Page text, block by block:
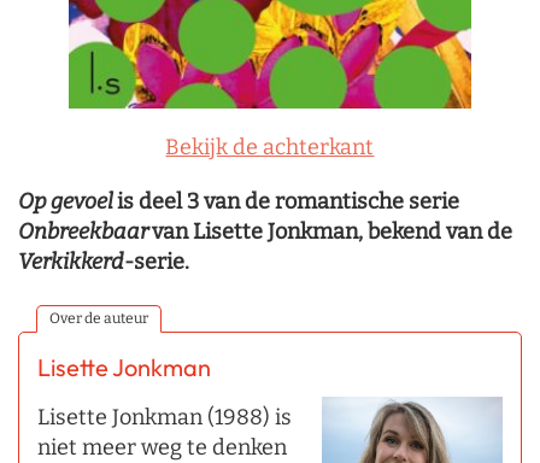
Bekijk de achterkant
Op gevoelis deel 3 van de romantische serie
Onbreekbaarvan Lisette Jonkman, bekend van de
Verkikkerd-serie.
Over de auteur
Lisette Jonkman
Lisette Jonkman (1988) is
niet meer weg te denken